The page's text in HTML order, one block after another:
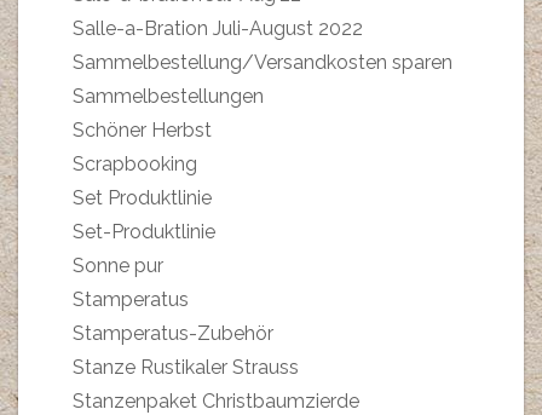
Salle-a-Bration Juli-August 2022
Sammelbestellung/Versandkosten sparen
Sammelbestellungen
Schöner Herbst
Scrapbooking
Set Produktlinie
Set-Produktlinie
Sonne pur
Stamperatus
Stamperatus-Zubehör
Stanze Rustikaler Strauss
Stanzenpaket Christbaumzierde